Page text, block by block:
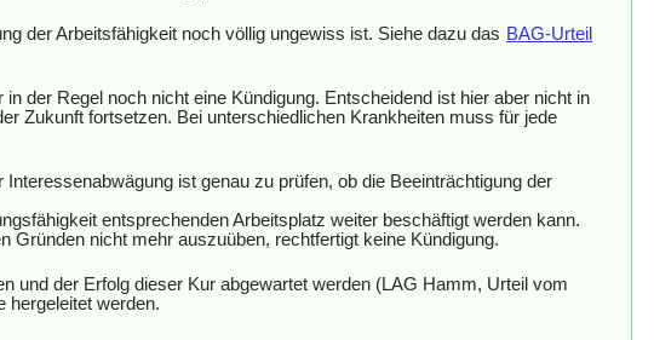
der Arbeitsfähigkeit noch völlig ungewiss ist. Siehe dazu das BAG-Urteil
der Regel noch nicht eine Kündigung. Entscheidend ist hier aber nicht in
Zukunft fortsetzen. Bei unterschiedlichen Krankheiten muss für jede
ist genau zu prüfen, ob die Beeinträchtigung der
entsprechenden Arbeitsplatz weiter beschäftigt werden kann.
Gründen nicht mehr auszuüben, rechtfertigt keine Kündigung.
und der Erfolg dieser Kur abgewartet werden (LAG Hamm, Urteil vom
hergeleitet werden.